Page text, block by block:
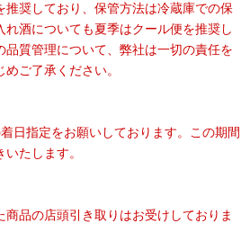
推奨しており、保管方法は冷蔵庫での保
酒についても夏季はクール便を推奨し
品質管理について、弊社は一切の責任を
ご了承ください。
日指定をお願いしております。この期間
たします。
商品の店頭引き取りはお受けしておりま